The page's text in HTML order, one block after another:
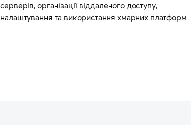
серверів, організації віддаленого доступу,
налаштування та використання хмарних платформ